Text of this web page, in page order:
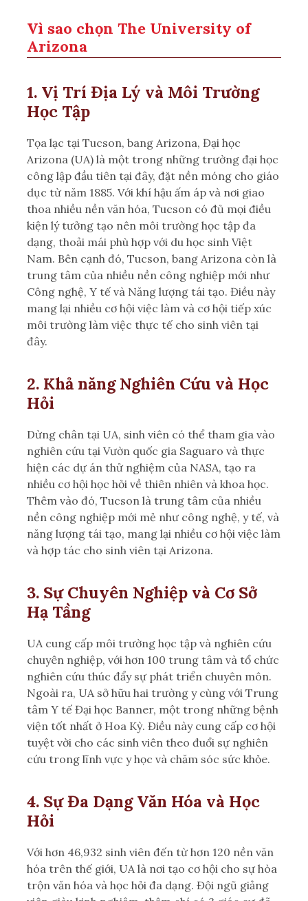
Vì sao chọn The University of
Arizona
1. Vị Trí Địa Lý và Môi Trường
Học Tập
Tọa lạc tại Tucson, bang Arizona, Đại học
Arizona (UA) là một trong những trường đại học
công lập đầu tiên tại đây, đặt nền móng cho giáo
dục từ năm 1885. Với khí hậu ấm áp và nơi giao
thoa nhiều nền văn hóa, Tucson có đủ mọi điều
kiện lý tưởng tạo nên môi trường học tập đa
dạng, thoải mái phù hợp với du học sinh Việt
Nam. Bên cạnh đó, Tucson, bang Arizona còn là
trung tâm của nhiều nền công nghiệp mới như
Công nghệ, Y tế và Năng lượng tái tạo. Điều này
mang lại nhiều cơ hội việc làm và cơ hội tiếp xúc
môi trường làm việc thực tế cho sinh viên tại
đây.
2. Khả năng Nghiên Cứu và Học
Hỏi
Dừng chân tại UA, sinh viên có thể tham gia vào
nghiên cứu tại Vườn quốc gia Saguaro và thực
hiện các dự án thử nghiệm của NASA, tạo ra
nhiều cơ hội học hỏi về thiên nhiên và khoa học.
Thêm vào đó, Tucson là trung tâm của nhiều
nền công nghiệp mới mẻ như công nghệ, y tế, và
năng lượng tái tạo, mang lại nhiều cơ hội việc làm
và hợp tác cho sinh viên tại Arizona.
3. Sự Chuyên Nghiệp và Cơ Sở
Hạ Tầng
UA cung cấp môi trường học tập và nghiên cứu
chuyên nghiệp, với hơn 100 trung tâm và tổ chức
nghiên cứu thúc đẩy sự phát triển chuyên môn.
Ngoài ra, UA sở hữu hai trường y cùng với Trung
tâm Y tế Đại học Banner, một trong những bệnh
viện tốt nhất ở Hoa Kỳ. Điều này cung cấp cơ hội
tuyệt vời cho các sinh viên theo đuổi sự nghiên
cứu trong lĩnh vực y học và chăm sóc sức khỏe.
4. Sự Đa Dạng Văn Hóa và Học
Hỏi
Với hơn 46,932 sinh viên đến từ hơn 120 nền văn
hóa trên thế giới, UA là nơi tạo cơ hội cho sự hòa
trộn văn hóa và học hỏi đa dạng. Đội ngũ giảng